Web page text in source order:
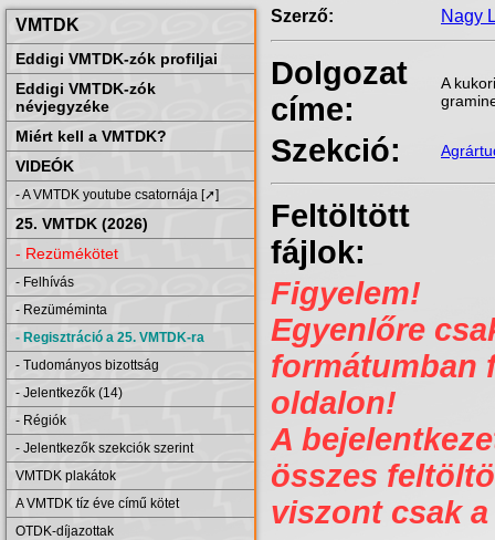
VMTDK
Eddigi VMTDK-zók profiljai
Eddigi VMTDK-zók
névjegyzéke
Miért kell a VMTDK?
VIDEÓK
- A VMTDK youtube csatornája [➚]
25. VMTDK (2026)
- Rezümékötet
- Felhívás
- Rezüméminta
- Regisztráció a 25. VMTDK-ra
- Tudományos bizottság
- Jelentkezők (14)
- Régiók
- Jelentkezők szekciók szerint
VMTDK plakátok
A VMTDK tíz éve című kötet
OTDK-díjazottak
Szerző: Nagy
Dolgozat
címe:
A
Szekció:
Feltöltött
fájlok:
Figyelem!
Egyenlőre
formátumban
oldalon!
A
összes
viszont csak